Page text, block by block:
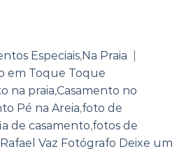
Especiais,Na Praia
em Toque Toque
na praia,Casamento no
Pé na Areia,foto de
de casamento,fotos de
Rafael Vaz Fotógrafo Deixe um